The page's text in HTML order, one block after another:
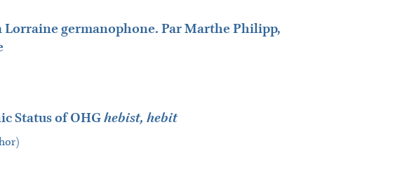
Lorraine germanophone. Par Marthe Philipp,
Status of OHGhebist, hebit